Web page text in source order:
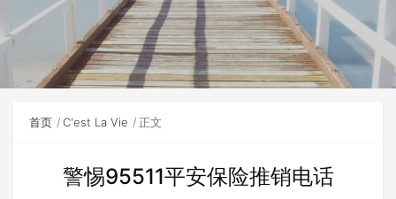
首页 C'est La Vie 正文
警惕95511平安保险推销电话